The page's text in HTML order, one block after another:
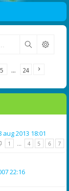
Zoek
5 … 24
aug 2013 18:01
1 … 4 5 6 7
22:16